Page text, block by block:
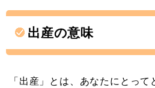
出産の意味
「出産」とは、あなたにとっ